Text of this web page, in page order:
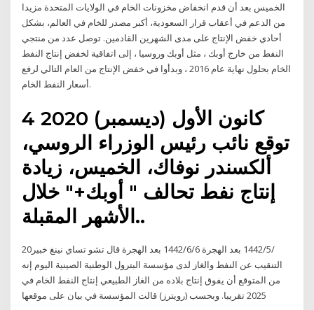
الخميس بعد أن قدم انخفاض مخزونات الخام في الولايات المتحدة مزيدا
من الدعم في أعقاب قرار السعودية، أكبر مصدر للخام في العالم، بشكل
أحادي خفض الإنتاج على مدى الشهرين القادمين. توصل عدد من منتجي
النفط من خارج أوبك ، مثل أوبك وروسيا ، إلى اتفاقية لخفض إنتاج النفط
الخام بحلول نهاية عام 2016 ، وبدأوا في خفض الإنتاج من العام التالي لرفع
أسعار النفط الخام.
4 كانون الأول (ديسمبر) 2020
توقع نائب رئيس الوزراء الروسي،
ألكسندر نوفاك، الخميس، زيادة
إنتاج نفط تحالف " أوبك+" خلال
الأشهر المقبلة..
20‏‏/5‏‏/1442 بعد الهجرة 6‏‏/6‏‏/1442 بعد الهجرة قال تشو تساي نينغ خبير
التنقيب عن النفط والغاز لدى مؤسسة البترول الوطنية الصينية اليوم إنه
من المتوقع أن يفوق إنتاج بلاده من الغاز الطبيعي إنتاج النفط الخام في
2025 تقريبا. وبحسب (رويترز) قالت المؤسسة في بيان على موقعها